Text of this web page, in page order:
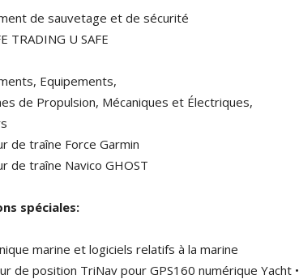
de sauvetage et de sécurité
TRADING U SAFE
Equipements,
de Propulsion, Mécaniques et Électriques,
de traîne Force Garmin
de traîne Navico GHOST
spéciales:
marine et logiciels relatifs à la marine
de position TriNav pour GPS160 numérique Yacht •